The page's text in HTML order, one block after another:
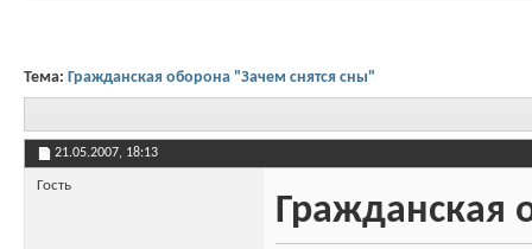
Тема: Гражданская оборона "Зачем снятся сны"
21.05.2007, 18:13
Гость
Гражданская